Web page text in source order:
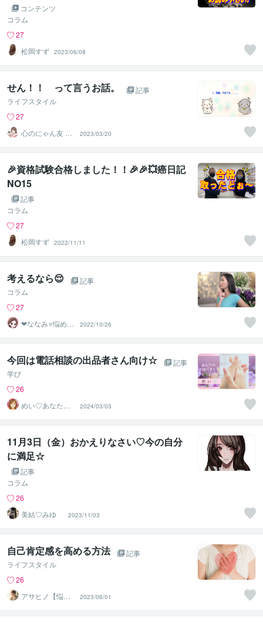
コンテンツ
コラム
27
松岡すず 2023/06/08
せん！！ って言うお話。
記事
ライフスタイル
27
心のにゃん友 ゆ
かこ【うつ・復
縁相談】
2023/03/20
🎉資格試験合格しました！！🎉🎉💥癌日記
NO15
記事
コラム
27
松岡すず 2022/11/11
考えるなら😌
記事
コラム
27
❤ななみ⭐悩める
あなたの1番の味
方❤
2022/10/26
今回は電話相談の出品者さん向け☆
記事
学び
26
めい♡あなたの
陽だまりセラピ
スト
2024/03/03
11月3日（金）おかえりなさい♡今の自分
に満足☆
記事
コラム
26
美結♡みゆ
2023/11/03
自己肯定感を高める方法
記事
ライフスタイル
26
アサヒノ【悩み
相談×メンタルパ
ートナー】
2023/06/01